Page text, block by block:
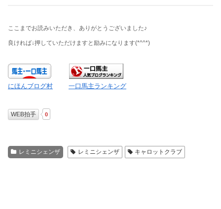
ここまでお読みいただき、ありがとうございました♪
良ければ↓押していただけますと励みになります(*^^*)
にほんブログ村 一口馬主ランキング
WEB拍手 0
レミニシェンザ レミニシェンザ キャロットクラブ